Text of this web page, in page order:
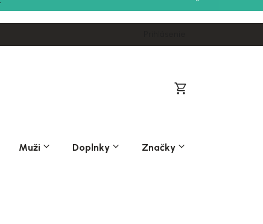
Nákupný
Muži Doplnky Značky